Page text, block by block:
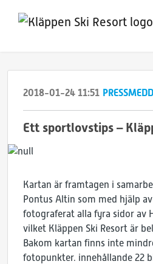
2018-01-24 11:51
Ett sportlovstips –
Kartan är framtagen i
Pontus Altin som med hjälp
fotograferat alla fyra sidor av
vilket Kläppen Ski Resort är
Bakom kartan finns inte
fotopunkter. innehållande 22